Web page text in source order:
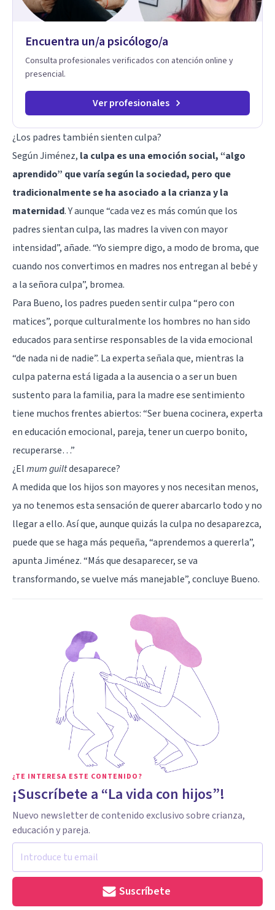
hablar de estos temas sin juicios, con respeto y libertad.
Trabajo con objetivos claros y realistas, sin fórmulas rígidas:
sobre tu vida diaria.
Encuentra un/a psicólogo/a
Consulta profesionales verificados con atención online y
presencial.
Ver profesionales
¿Los padres también sienten culpa?
Según Jiménez, la culpa es una emoción social, “algo
aprendido” que varía según la sociedad, pero que
tradicionalmente se ha asociado a la crianza y la
maternidad. Y aunque “cada vez es más común que los
padres sientan culpa, las madres la viven con mayor
intensidad”, añade. “Yo siempre digo, a modo de broma, que
cuando nos convertimos en madres nos entregan al bebé y
a la señora culpa”, bromea.
Para Bueno, los padres pueden sentir culpa “pero con
matices”, porque culturalmente los hombres no han sido
educados para sentirse responsables de la vida emocional
“de nada ni de nadie”. La experta señala que, mientras la
culpa paterna está ligada a la ausencia o a ser un buen
sustento para la familia, para la madre ese sentimiento
tiene muchos frentes abiertos: “Ser buena cocinera, experta
en educación emocional, pareja, tener un cuerpo bonito,
recuperarse…”
¿Elmum guiltdesaparece?
A medida que los hijos son mayores y nos necesitan menos,
ya no tenemos esta sensación de querer abarcarlo todo y no
llegar a ello. Así que, aunque quizás la culpa no desaparezca,
puede que se haga más pequeña, “aprendemos a quererla”,
apunta Jiménez. “Más que desaparecer, se va
transformando, se vuelve más manejable”, concluye Bueno.
¿TE INTERESA ESTE CONTENIDO?
¡Suscríbete a “La vida con hijos”!
Nuevo newsletter de contenido exclusivo sobre crianza,
educación y pareja.
Suscríbete